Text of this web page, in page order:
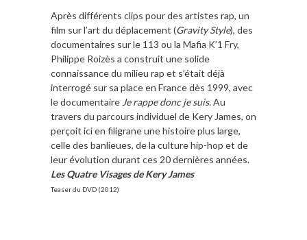
Après différents clips pour des artistes rap, un
film sur l’art du déplacement (Gravity Style), des
documentaires sur le 113 ou la Mafia K’1 Fry,
Philippe Roizès a construit une solide
connaissance du milieu rap et s’était déjà
interrogé sur sa place en France dès 1999, avec
le documentaire Je rappe donc je suis. Au
travers du parcours individuel de Kery James, on
perçoit ici en filigrane une histoire plus large,
celle des banlieues, de la culture hip-hop et de
leur évolution durant ces 20 dernières années.
Les Quatre Visages de Kery James
Teaser du DVD (2012)